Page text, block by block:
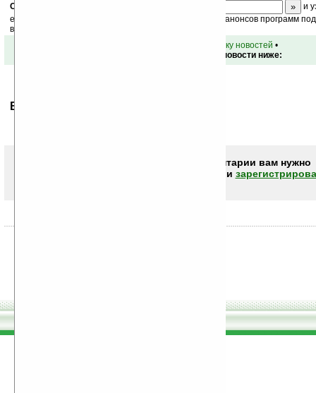
Скоро
и
ежедневный или еженедельный дайджест новостей, анонсов программ
ваш почтовый ящик.
вернуться к списку новостей •
Обсуждение этой новости ниже:
Ваше мнение будет первым.
Чтобы писать комментарии вам нужно
или